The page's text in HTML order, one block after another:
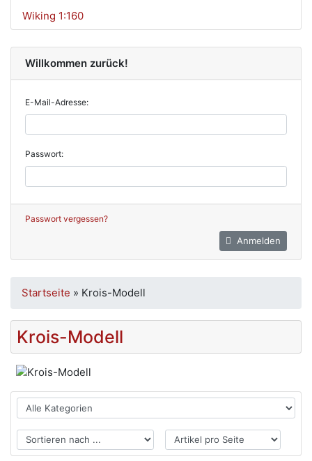
Wiking 1:160
Willkommen zurück!
E-Mail-Adresse:
Passwort:
Passwort vergessen?
Anmelden
Startseite » Krois-Modell
Krois-Modell